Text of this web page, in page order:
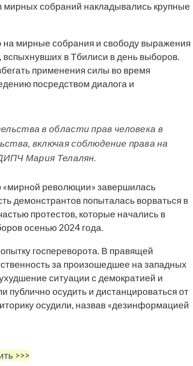
мирных собраний накладывались крупные
мирные собрания и свободу выражения
вспыхнувших в Тбилиси в день выборов.
применения силы во время
посредством диалога и
в области прав человека в
включая соблюдение права на
Мария Телалян.
«мирной революции» завершилась
демонстрантов попыталась ворваться в
протестов, которые начались в
осенью 2024 года.
госпереворота. В правящей
за произошедшее на западных
ситуации с демократией и
публично осудить и дистанцироваться от
осудили, назвав «дезинформацией
>>>